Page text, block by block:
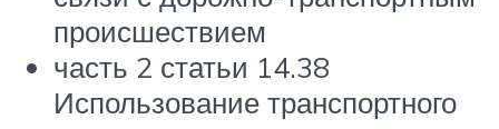
происшествием
часть 2 статьи 14.38
Использование транспортного